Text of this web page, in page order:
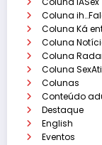
Coluna
Coluna Ká
Coluna
Coluna
Coluna
Colunas
Conteúdo
Destaque
English
Eventos